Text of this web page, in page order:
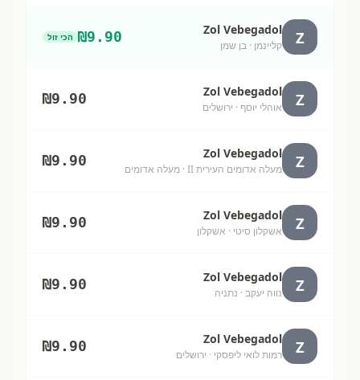
Z
Zol Vebegadol
קליינמן · בן שמן
₪9.90 הכי זול
Z
Zol Vebegadol
אוהלי יוסף · ירושלים
₪9.90
Z
Zol Vebegadol
מעלה אדומים העירית II · מעלה אדומים
₪9.90
Z
Zol Vebegadol
אשקלון סיטי · אשקלון
₪9.90
Z
Zol Vebegadol
נווה יעקב · נתניה
₪9.90
Z
Zol Vebegadol
רמות לואי ליפסקי · ירושלים
₪9.90